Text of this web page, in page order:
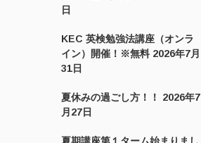
日
KEC 英検勉強法講座（オンラ
イン）開催！※無料 2026年7月
31日
夏休みの過ごし方！！
2026年7
月27日